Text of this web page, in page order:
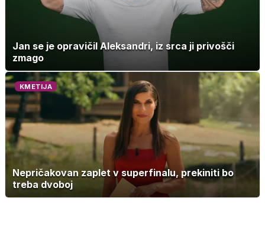
Jan se je opravičil Aleksandri, iz srca ji privošči
zmago
KMETIJA
Nepričakovan zaplet v superfinalu, prekiniti bo
treba dvoboj